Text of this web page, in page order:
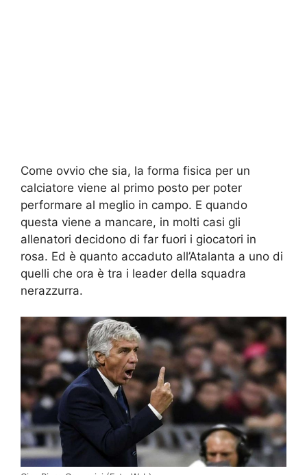
Come ovvio che sia, la forma fisica per un
calciatore viene al primo posto per poter
performare al meglio in campo. E quando
questa viene a mancare, in molti casi gli
allenatori decidono di far fuori i giocatori in
rosa. Ed è quanto accaduto all’Atalanta a uno di
quelli che ora è tra i leader della squadra
nerazzurra.